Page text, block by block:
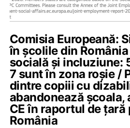
Comisia Europeană:
în școlile din
socială și incluziune:
7 sunt în zona roșie /
dintre copiii cu
abandonează școala,
CE în raportul de țară
România